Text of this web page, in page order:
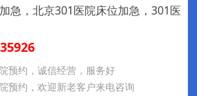
急，北京301医院床位加急，301医
预约，诚信经营，服务好
预约，欢迎新老客户来电咨询